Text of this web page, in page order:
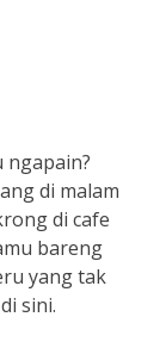
ngapain?
di malam
di cafe
bareng
yang tak
sini.